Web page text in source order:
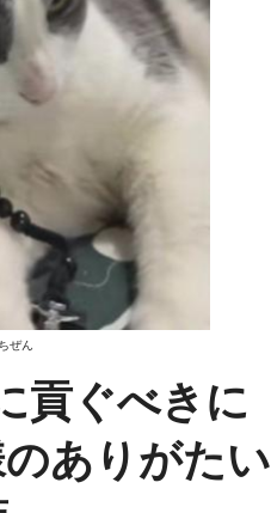
ぜん
貢ぐべきに
ありがたい